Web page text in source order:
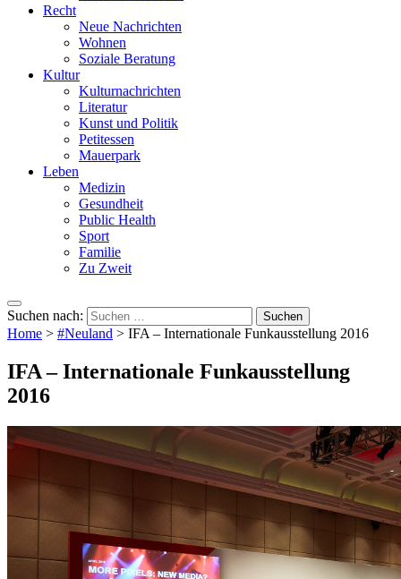
Recht
Neue Nachrichten
Wohnen
Soziale Beratung
Kultur
Kulturnachrichten
Literatur
Kunst und Politik
Petitessen
Mauerpark
Leben
Medizin
Gesundheit
Public Health
Sport
Familie
Zu Zweit
Suchen nach:
Home > #Neuland > IFA – Internationale Funkausstellung 2016
IFA – Internationale Funkausstellung
2016